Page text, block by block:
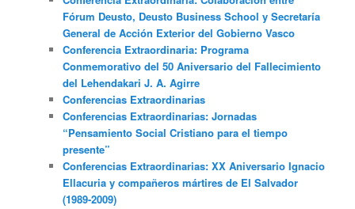
Fórum Deusto, Deusto Business School y Secretaría
General de Acción Exterior del Gobierno Vasco
Conferencia Extraordinaria: Programa
Conmemorativo del 50 Aniversario del Fallecimiento
del Lehendakari J. A. Agirre
Conferencias Extraordinarias
Conferencias Extraordinarias: Jornadas
“Pensamiento Social Cristiano para el tiempo
presente”
Conferencias Extraordinarias: XX Aniversario Ignacio
Ellacuria y compañeros mártires de El Salvador
(1989-2009)